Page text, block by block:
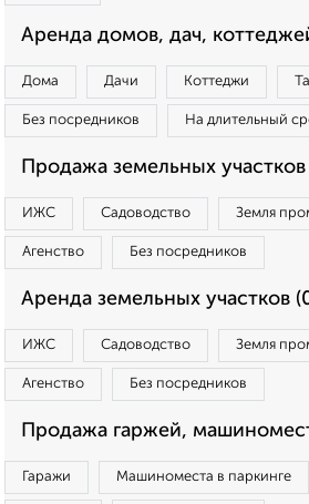
Аренда домов, дач,
Дома Дачи Коттеджи
Без посредников На длительный
Продажа земельных участков
ИЖС Садоводство Земля
Агенство Без посредников
Аренда земельных участков
ИЖС Садоводство Земля
Агенство Без посредников
Продажа гаржей,
Гаражи Машиноместа в паркинге